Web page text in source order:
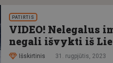
PATIRTIS
VIDEO! Nelegalus
negali išvykti iš
Išskirtinis 31. rugpjūtis, 2023